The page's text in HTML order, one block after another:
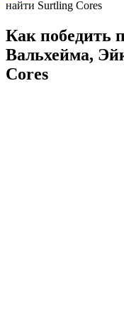
найти Surtling Cores
Как победить
Вальхейма,
Cores